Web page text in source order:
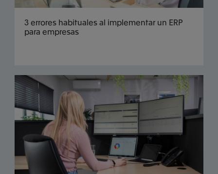
3 errores habituales al implementar un ERP
para empresas